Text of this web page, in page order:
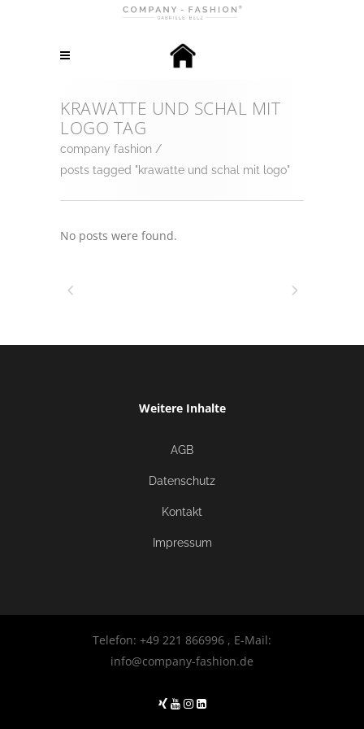
KRAWATTE UND SCHAL MIT
LOGO TAG
company fashion /
posts tagged "krawatte und schal mit logo"
No posts were found.
Weitere Inhalte
AGB
Datenschutz
Kontakt
Impressum
Telefon: +49 221 866996 , E-Mail:
info@company-fashion.de